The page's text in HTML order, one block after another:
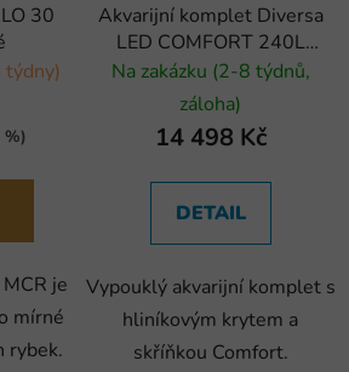
30
týdny)
%)
je
mírné
rybek.
Akvarijní komplet Diversa
LED COMFORT 240L
vypouklý
Na zakázku (2-8 týdnů,
záloha)
14 498 Kč
DETAIL
Vypouklý akvarijní komplet s
hliníkovým krytem a
skříňkou Comfort.